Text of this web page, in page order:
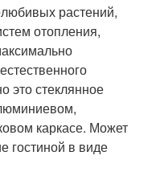
растений,
отопления,
это стеклянное
каркасе. Может
гостиной в виде